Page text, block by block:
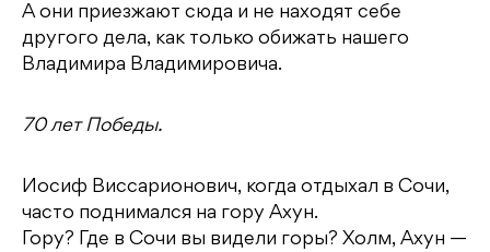
А они приезжают сюда и не находят себе
другого дела, как только обижать нашего
Владимира Владимировича.
70 лет Победы.
Иосиф Виссарионович, когда отдыхал в Сочи,
часто поднимался на гору Ахун.
Гору? Где в Сочи вы видели горы? Холм, Ахун —